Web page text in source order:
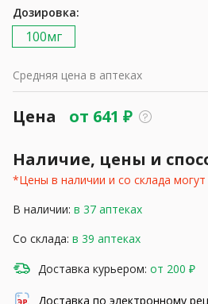
Дозировка:
100мг
Средняя цена в аптеках
Цена от 641 ₽
Наличие, цены и
*Цены в наличии и со склада могут
В наличии: в 37 аптеках
Со склада: в 39 аптеках
Доставка курьером: от 200 ₽
Доставка по электронному